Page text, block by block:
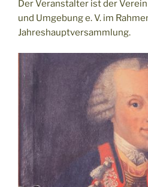
Der Veranstalter ist der
und Umgebung e. V. im
Jahreshauptversammlung.